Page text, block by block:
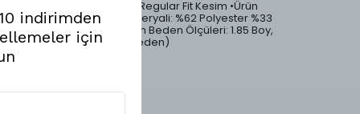
•Yumuşak Esnek Kumaş •Regular Fit Kesim •Ürün
Kodu: msfn-518 •Ürün Materyali: %62 Polyester %33
Visvose %5 Lycra •Modelin Beden Ölçüleri: 1.85 Boy,
75 Kilo (Görsel ürün: 32 Beden)
indirimden
için